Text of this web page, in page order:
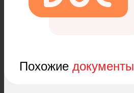
Похожие документы